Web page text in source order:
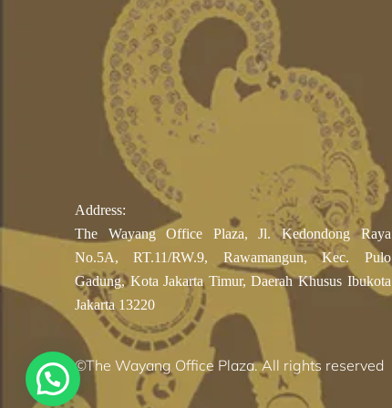
Address:
The Wayang Office Plaza, Jl. Kedondong Raya
No.5A, RT.11/RW.9, Rawamangun, Kec. Pulo
Gadung, Kota Jakarta Timur, Daerah Khusus Ibukota
Jakarta 13220
©The Wayang Office Plaza. All rights reserved